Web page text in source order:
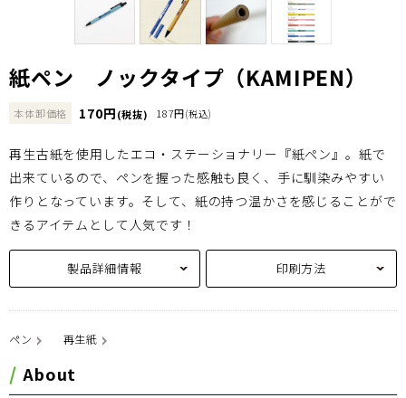
紙ペン ノックタイプ（KAMIPEN）
本体卸価格 170円(税抜) 187円(税込)
再生古紙を使用したエコ・ステーショナリー『紙ペン』。紙で
出来ているので、ペンを握った感触も良く、手に馴染みやすい
作りとなっています。そして、紙の持つ温かさを感じることがで
きるアイテムとして人気です！
製品詳細情報 印刷方法
ペン 再生紙
About